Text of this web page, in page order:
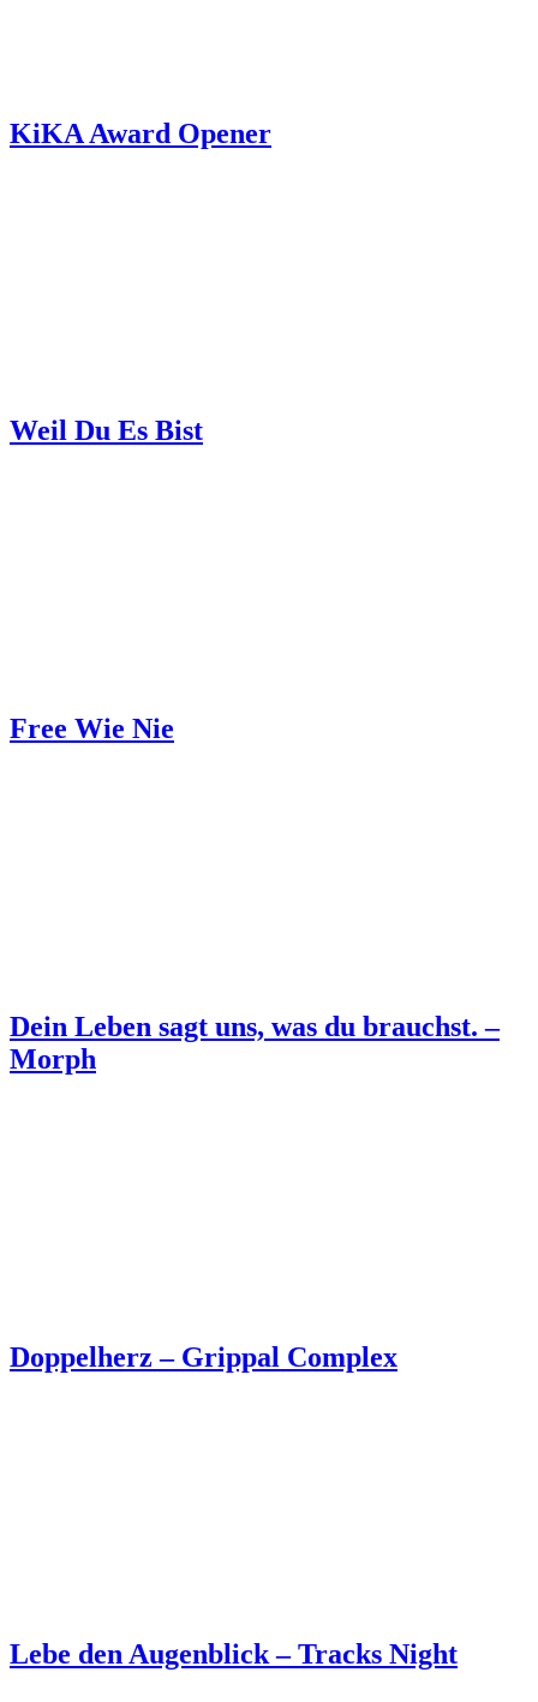
KiKA Award Opener
Weil Du Es Bist
Free Wie Nie
Dein Leben sagt uns, was du brauchst. –
Morph
Doppelherz – Grippal Complex
Lebe den Augenblick – Tracks Night